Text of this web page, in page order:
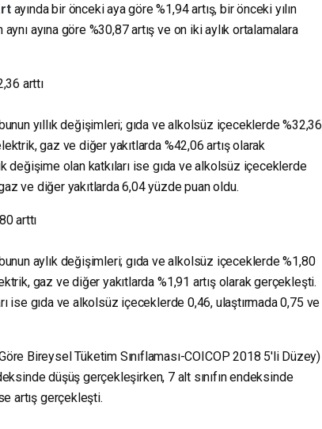
ayında bir önceki aya göre %1,94 artış, bir önceki yılın
aynı ayına göre %30,87 artış ve on iki aylık ortalamalara
arttı
yıllık değişimleri; gıda ve alkolsüz içeceklerde %32,36
gaz ve diğer yakıtlarda %42,06 artış olarak
değişime olan katkıları ise gıda ve alkolsüz içeceklerde
ve diğer yakıtlarda 6,04 yüzde puan oldu.
arttı
aylık değişimleri; gıda ve alkolsüz içeceklerde %1,80
gaz ve diğer yakıtlarda %1,91 artış olarak gerçekleşti.
ise gıda ve alkolsüz içeceklerde 0,46, ulaştırmada 0,75 ve
Bireysel Tüketim Sınıflaması-COICOP 2018 5'li Düzey)
düşüş gerçekleşirken, 7 alt sınıfın endeksinde
artış gerçekleşti.